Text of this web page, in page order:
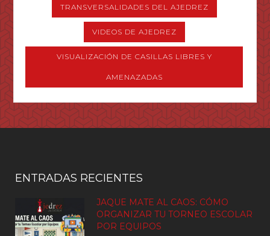
TRANSVERSALIDADES DEL AJEDREZ
VIDEOS DE AJEDREZ
VISUALIZACIÓN DE CASILLAS LIBRES Y
AMENAZADAS
ENTRADAS RECIENTES
JAQUE MATE AL CAOS: CÓMO
ORGANIZAR TU TORNEO ESCOLAR
POR EQUIPOS